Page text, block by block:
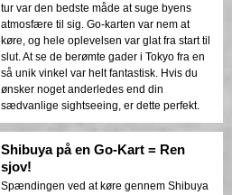
tur var den bedste måde at suge byens
atmosfære til sig. Go-karten var nem at
køre, og hele oplevelsen var glat fra start til
slut. At se de berømte gader i Tokyo fra en
så unik vinkel var helt fantastisk. Hvis du
ønsker noget anderledes end din
sædvanlige sightseeing, er dette perfekt.
Shibuya på en Go-Kart = Ren
sjov!
Spændingen ved at køre gennem Shibuya